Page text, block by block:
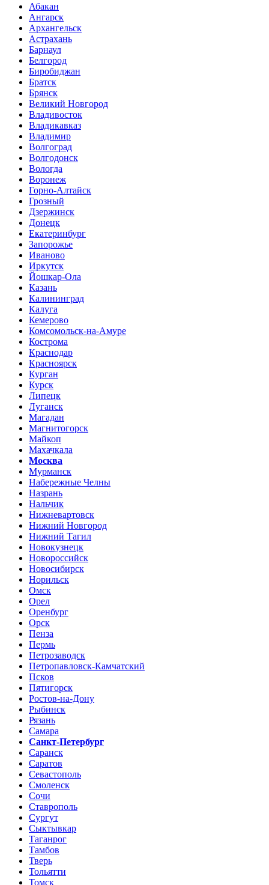
Абакан
Ангарск
Архангельск
Астрахань
Барнаул
Белгород
Биробиджан
Братск
Брянск
Великий Новгород
Владивосток
Владикавказ
Владимир
Волгоград
Волгодонск
Вологда
Воронеж
Горно-Алтайск
Грозный
Дзержинск
Донецк
Екатеринбург
Запорожье
Иваново
Иркутск
Йошкар-Ола
Казань
Калининград
Калуга
Кемерово
Комсомольск-на-Амуре
Кострома
Краснодар
Красноярск
Курган
Курск
Липецк
Луганск
Магадан
Магнитогорск
Майкоп
Махачкала
Москва
Мурманск
Набережные Челны
Назрань
Нальчик
Нижневартовск
Нижний Новгород
Нижний Тагил
Новокузнецк
Новороссийск
Новосибирск
Норильск
Омск
Орел
Оренбург
Орск
Пенза
Пермь
Петрозаводск
Петропавловск-Камчатский
Псков
Пятигорск
Ростов-на-Дону
Рыбинск
Рязань
Самара
Санкт-Петербург
Саранск
Саратов
Севастополь
Смоленск
Сочи
Ставрополь
Сургут
Сыктывкар
Таганрог
Тамбов
Тверь
Тольятти
Томск